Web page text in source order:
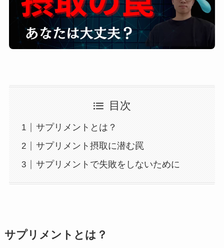
目次
サプリメントとは？
サプリメント摂取に潜む罠
サプリメントで失敗をしないために
サプリメントとは？